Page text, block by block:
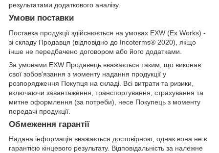
результатами додаткового аналізу.
Умови поставки
Поставка продукції здійснюється на умовах EXW (Ex Works) -
зі складу Продавця (відповідно до Incoterms® 2020), якщо
інше не передбачено договором або його додатками.
За умовами EXW Продавець вважається таким, що виконав
свої зобов'язання з моменту надання продукції у
розпорядження Покупця на складі. Всі витрати та ризики,
включаючи завантаження, транспортування, страхування та
митне оформлення (за потреби), несе Покупець з моменту
передачі продукції.
Обмеження гарантії
Надана інформація вважається достовірною, однак вона не є
гарантією кінцевого результату. Відповідальність за належне